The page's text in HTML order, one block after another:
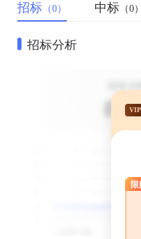
招标 （0） 中标 （0）
招标分析
VIP
限